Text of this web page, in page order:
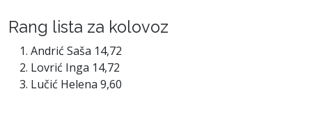
Rang lista za kolovoz
Andrić Saša 14,72
Lovrić Inga 14,72
Lučić Helena 9,60